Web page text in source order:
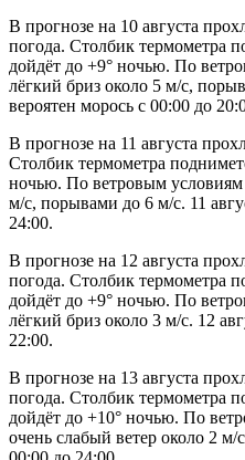
В прогнозе на 10 августа
погода. Столбик термометра
дойдёт до +9° ночью. По
лёгкий бриз около 5 м/с,
вероятен морось с 00:00 до
В прогнозе на 11 августа
Столбик термометра
ночью. По ветровым условиям
м/с, порывами до 6 м/с. 11
24:00.
В прогнозе на 12 августа
погода. Столбик термометра
дойдёт до +9° ночью. По
лёгкий бриз около 3 м/с. 12
22:00.
В прогнозе на 13 августа
погода. Столбик термометра
дойдёт до +10° ночью. По
очень слабый ветер около 2 м/